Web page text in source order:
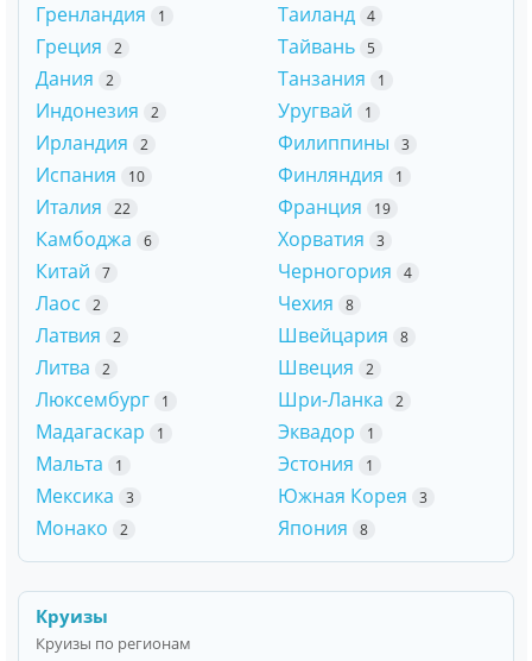
Гренландия 1
Греция 2
Дания 2
Индонезия 2
Ирландия 2
Испания 10
Италия 22
Камбоджа 6
Китай 7
Лаос 2
Латвия 2
Литва 2
Люксембург 1
Мадагаскар 1
Мальта 1
Мексика 3
Монако 2
Таиланд 4
Тайвань 5
Танзания 1
Уругвай 1
Филиппины 3
Финляндия 1
Франция 19
Хорватия 3
Черногория 4
Чехия 8
Швейцария 8
Швеция 2
Шри-Ланка 2
Эквадор 1
Эстония 1
Южная Корея 3
Япония 8
Круизы
Круизы по регионам